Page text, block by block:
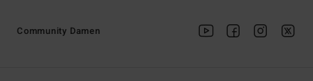
Community Damen